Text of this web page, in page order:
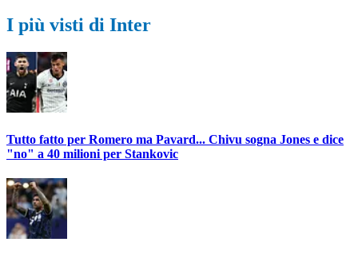
I più visti di Inter
Tutto fatto per Romero ma Pavard... Chivu sogna Jones e dice
"no" a 40 milioni per Stankovic